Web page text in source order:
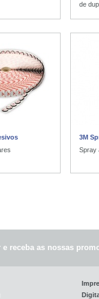
de
3M
Spray
receba as nossas